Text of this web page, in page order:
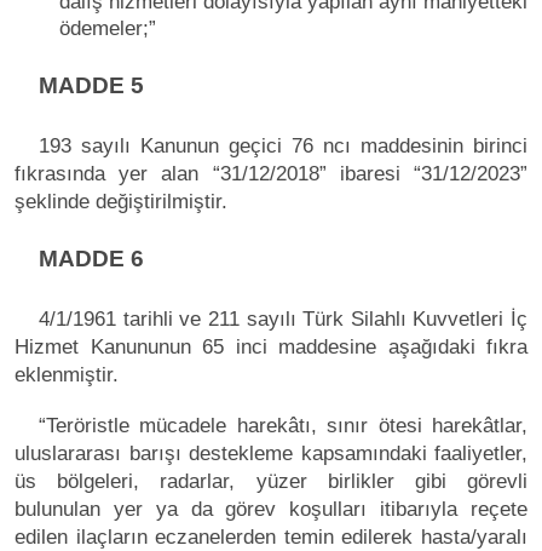
ödemeler;”
MADDE 5
193 sayılı Kanunun geçici 76 ncı maddesinin birinci
fıkrasında yer alan “31/12/2018” ibaresi “31/12/2023”
şeklinde değiştirilmiştir.
MADDE 6
4/1/1961 tarihli ve 211 sayılı Türk Silahlı Kuvvetleri İç
Hizmet Kanununun 65 inci maddesine aşağıdaki fıkra
eklenmiştir.
“Teröristle mücadele harekâtı, sınır ötesi harekâtlar,
uluslararası barışı destekleme kapsamındaki faaliyetler,
üs bölgeleri, radarlar, yüzer birlikler gibi görevli
bulunulan yer ya da görev koşulları itibarıyla reçete
edilen ilaçların eczanelerden temin edilerek hasta/yaralı